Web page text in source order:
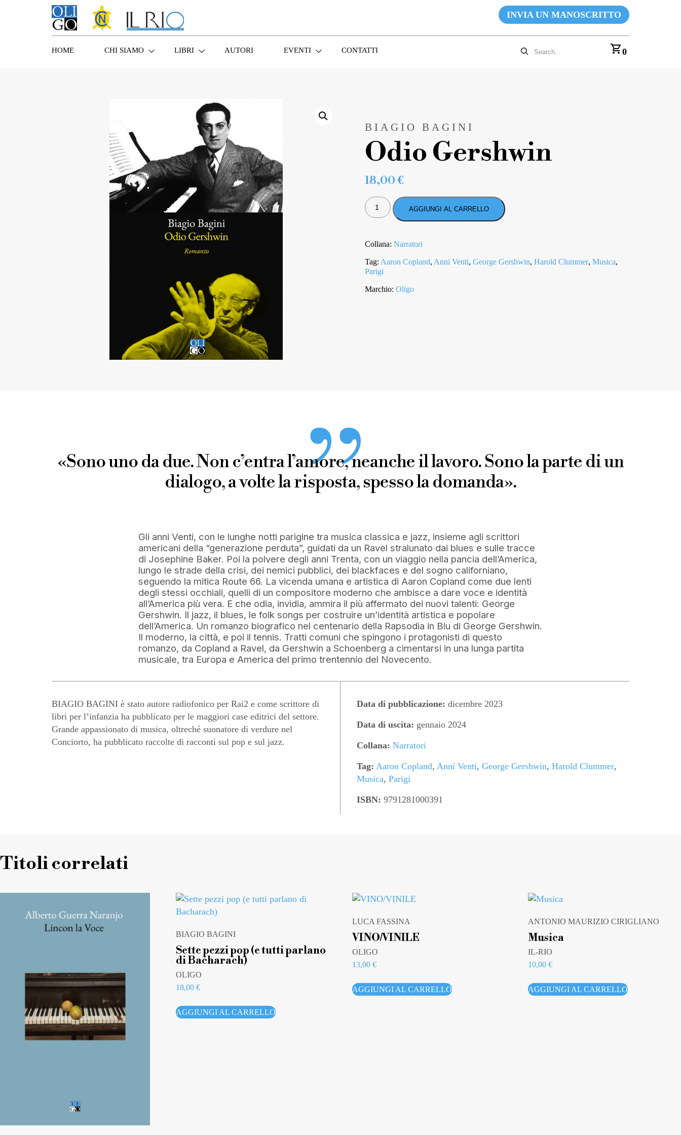
INVIA UN MANOSCRITTO
HOME CHI SIAMO LIBRI AUTORI EVENTI CONTATTI 0
BIAGIO BAGINI
Odio Gershwin
18,00€
ODIO
GERSHWIN
QUANTITÀ
AGGIUNGI AL CARRELLO
Collana: Narratori
Tag: Aaron Copland, Anni Venti, George Gershwin, Harold Clummer, Musica,
Parigi
Marchio: Oligo
«Sono uno da due. Non c’entra l’amore, neanche il lavoro. Sono la parte di un
dialogo, a volte la risposta, spesso la domanda».
Gli anni Venti, con le lunghe notti parigine tra musica classica e jazz, insieme agli scrittori
americani della “generazione perduta”, guidati da un Ravel stralunato dai blues e sulle tracce
di Josephine Baker. Poi la polvere degli anni Trenta, con un viaggio nella pancia dell’America,
lungo le strade della crisi, dei nemici pubblici, dei blackfaces e del sogno californiano,
seguendo la mitica Route 66. La vicenda umana e artistica di Aaron Copland come due lenti
degli stessi occhiali, quelli di un compositore moderno che ambisce a dare voce e identità
all’America più vera. E che odia, invidia, ammira il più affermato dei nuovi talenti: George
Gershwin. Il jazz, il blues, le folk songs per costruire un’identità artistica e popolare
dell’America. Un romanzo biografico nel centenario della Rapsodia in Blu di George Gershwin.
Il moderno, la città, e poi il tennis. Tratti comuni che spingono i protagonisti di questo
romanzo, da Copland a Ravel, da Gershwin a Schoenberg a cimentarsi in una lunga partita
musicale, tra Europa e America del primo trentennio del Novecento.
BIAGIO BAGINI è stato autore radiofonico per Rai2 e come scrittore di
libri per l’infanzia ha pubblicato per le maggiori case editrici del settore.
Grande appassionato di musica, oltreché suonatore di verdure nel
Conciorto, ha pubblicato raccolte di racconti sul pop e sul jazz.
Data di pubblicazione: dicembre 2023
Data di uscita: gennaio 2024
Collana: Narratori
Tag: Aaron Copland, Anni Venti, George Gershwin, Harold Clummer,
Musica, Parigi
ISBN: 9791281000391
Titoli correlati
BIAGIO BAGINI
Sette pezzi pop (e tutti parlano
di Bacharach)
OLIGO
18,00€
AGGIUNGI AL CARRELLO
LUCA FASSINA
VINO/VINILE
OLIGO
13,00 €
AGGIUNGI AL CARRELLO
ANTONIO MAURIZIO CIRIGLIANO
Musica
IL-RIO
10,00€
AGGIUNGI AL CARRELLO